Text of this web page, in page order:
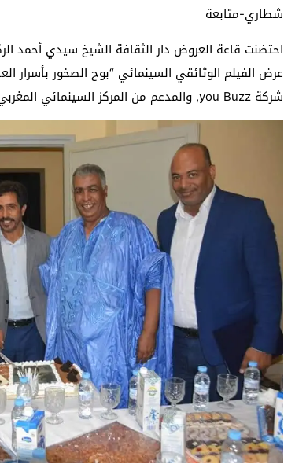
شطاري-متابعة
عرض الفيلم الوثائقي السينمائي “بوح الصخور بأسرار
شركة you Buzz, والمدعم من المركز السينمائي المغربي.